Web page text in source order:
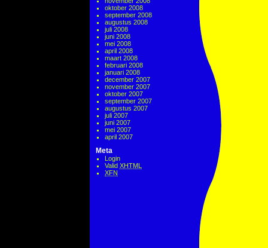
oktober 2008
september 2008
augustus 2008
juli 2008
juni 2008
mei 2008
april 2008
maart 2008
februari 2008
januari 2008
december 2007
november 2007
oktober 2007
september 2007
augustus 2007
juli 2007
juni 2007
mei 2007
april 2007
Meta
Login
Valid XHTML
XFN